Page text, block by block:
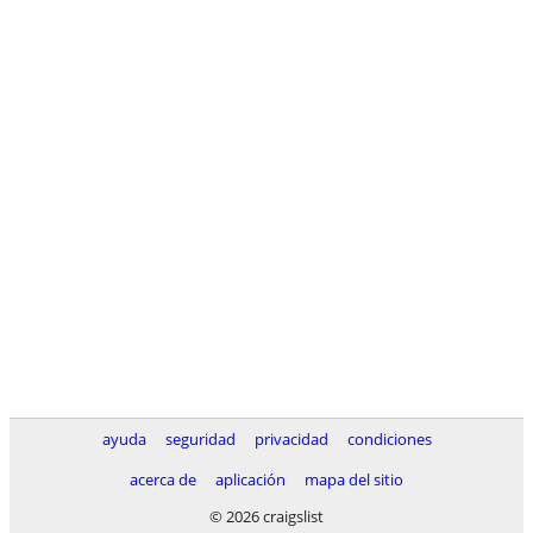
ayuda seguridad privacidad
condiciones
acerca de
aplicación
mapa del sitio
© 2026 craigslist